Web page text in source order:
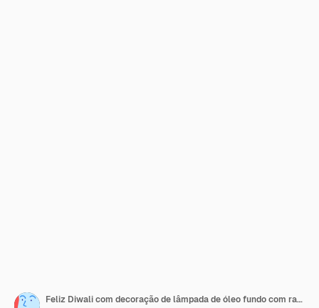
Feliz Diwali com decoração de lâmpada de óleo fundo com rangoli carta de saudação de celebração de Diwali